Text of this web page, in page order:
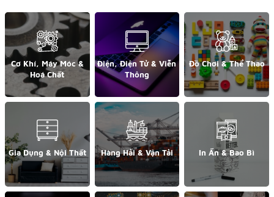
Cơ Khí, Máy Móc &
Hoá Chất
Điện, Điện Tử & Viễn
Thông
Đồ Chơi & Thể Thao
Gia Dụng & Nội Thất Hàng Hải & Vận Tải In Ấn & Bao Bì